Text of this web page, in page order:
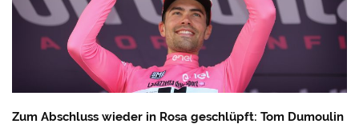
Zum Abschluss wieder in Rosa geschlüpft: Tom Dumoulin